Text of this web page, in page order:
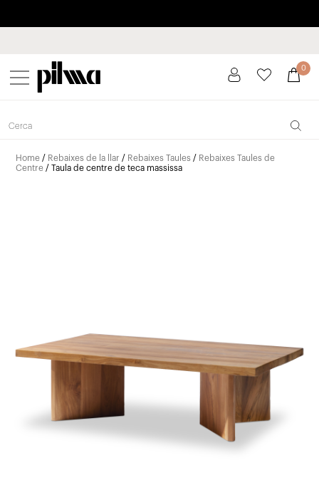
pilma 0
Home / Rebaixes de la llar / Rebaixes Taules / Rebaixes Taules de
Centre / Taula de centre de teca massissa